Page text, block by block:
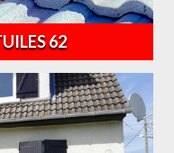
62